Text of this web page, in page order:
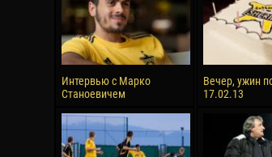
Интервью с Марко
Станоевичем
Вечер, ужин
17.02.13